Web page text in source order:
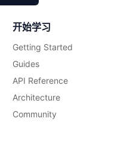
开始学习
Getting Started
Guides
API Reference
Architecture
Community